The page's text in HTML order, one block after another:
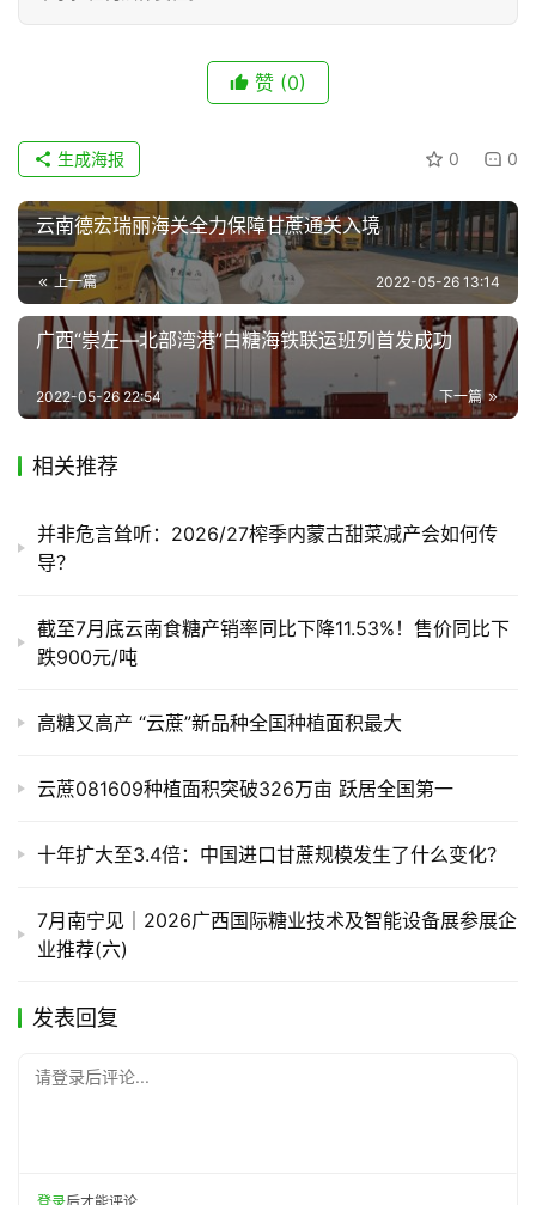
赞 (0)
0 0
生成海报
云南德宏瑞丽海关全力保障甘蔗通关入境
上一篇 2022-05-26 13:14
广西“崇左—北部湾港”白糖海铁联运班列首发成功
下一篇
2022-05-26 22:54
相关推荐
并非危言耸听：2026/27榨季内蒙古甜菜减产会如何传
导？
截至7月底云南食糖产销率同比下降11.53%！售价同比下
跌900元/吨
高糖又高产 “云蔗”新品种全国种植面积最大
云蔗081609种植面积突破326万亩 跃居全国第一
十年扩大至3.4倍：中国进口甘蔗规模发生了什么变化？
7月南宁见｜2026广西国际糖业技术及智能设备展参展企
业推荐(六)
发表回复
请登录后评论...